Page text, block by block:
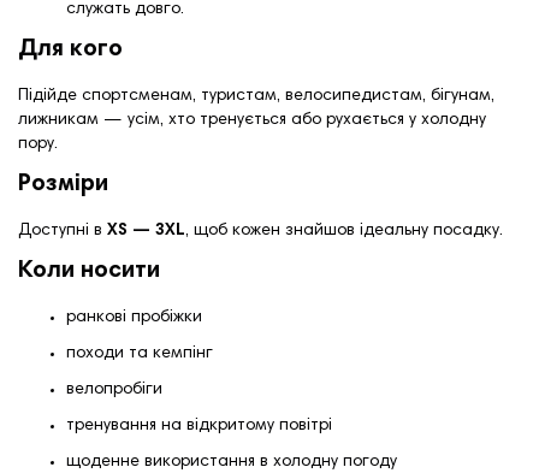
служать довго.
Для кого
Підійде спортсменам, туристам, велосипедистам, бігунам,
лижникам — усім, хто тренується або рухається у холодну
пору.
Розміри
Доступні в XS — 3XL, щоб кожен знайшов ідеальну посадку.
Коли носити
ранкові пробіжки
походи та кемпінг
велопробіги
тренування на відкритому повітрі
щоденне використання в холодну погоду